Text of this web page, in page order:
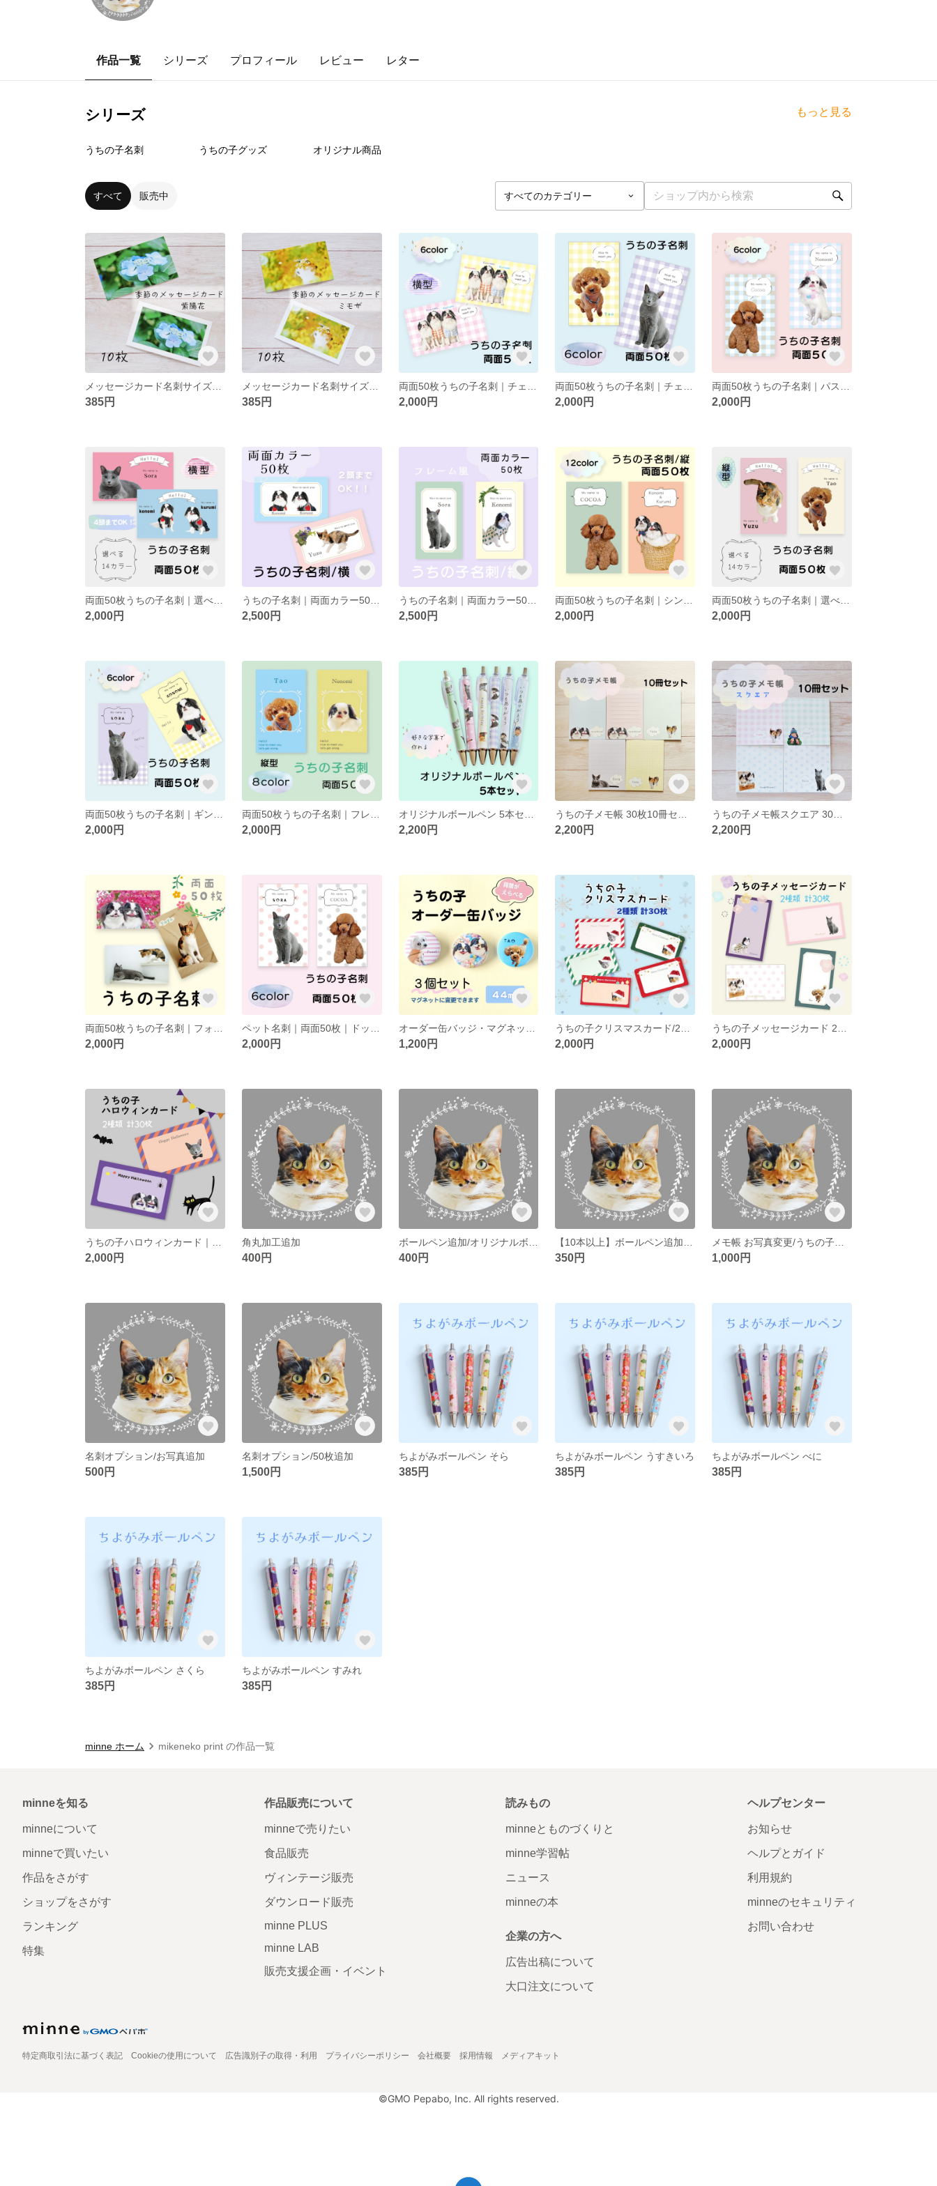
作品一覧 シリーズ プロフィール レビュー レター
シリーズ もっと見る
うちの子名刺 うちの子グッズ オリジナル商品
すべて 販売中
385円
メッセージカード名刺サイズ｜三毛猫ミモザ｜10枚セット
385円 2,000円 2,000円 2,000円
2,000円
うちの子名刺｜両面カラー50枚｜フレーム風｜横型｜多頭飼い対応
2,500円
うちの子名刺｜両面カラー50枚｜フレーム風 ｜縦型｜２頭まで
2,500円 2,000円 2,000円
2,000円 2,000円 2,200円 2,200円 2,200円
2,000円 2,000円 1,200円 2,000円 2,000円
2,000円
角丸加工追加
400円 400円 350円 1,000円
名刺オプション/お写真追加
500円
名刺オプション/50枚追加
1,500円
ちよがみボールペン そら
385円
ちよがみボールペン うすきいろ
385円
ちよがみボールペン べに
385円
ちよがみボールペン さくら
385円
ちよがみボールペン すみれ
385円
minne ホーム mikeneko print の作品一覧
minneを知る
minneについて
minneで買いたい
作品をさがす
ショップをさがす
ランキング
特集
作品販売について
minneで売りたい
食品販売
ヴィンテージ販売
ダウンロード販売
minne PLUS
minne LAB
販売支援企画・イベント
読みもの
minneとものづくりと
minne学習帖
ニュース
minneの本
企業の方へ
広告出稿について
大口注文について
ヘルプセンター
お知らせ
ヘルプとガイド
利用規約
minneのセキュリティ
お問い合わせ
特定商取引法に基づく表記 Cookieの使用について 広告識別子の取得・利用 プライバシーポリシー 会社概要 採用情報 メディアキット
©GMO Pepabo, Inc. All rights reserved.